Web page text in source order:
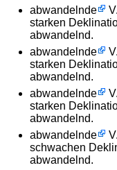
abwandelnde
starken
abwandelnd.
abwandelnde
starken
abwandelnd.
abwandelnde
starken
abwandelnd.
abwandelnde
schwachen
abwandelnd.